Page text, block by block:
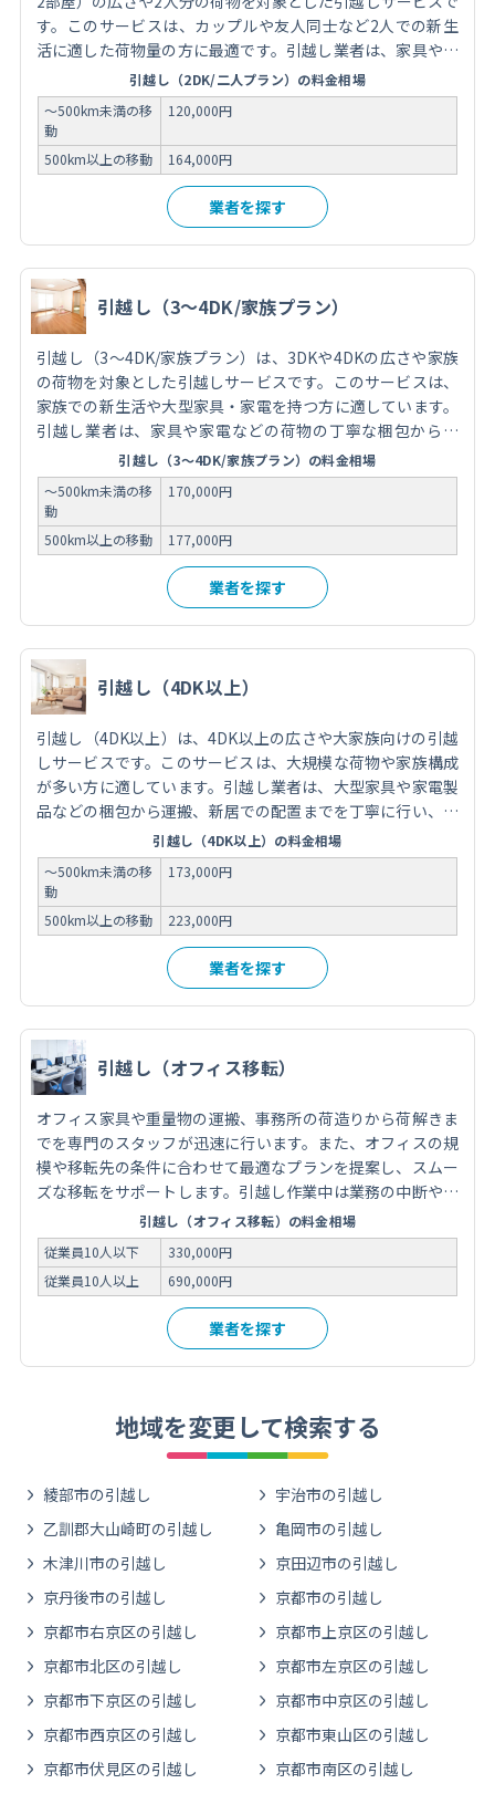
す。このサービスは、カップルや友人同士など2人での新生
活に適した荷物量の方に最適です。引越し業者は、家具や家
電などの荷物の梱包から運搬、新居での荷解きまでをサポー
トし、スムーズな移転を実現します。費用は荷物の量や移動
距離、オプションサービスの有無によって異なります。引越
しを依頼する際には、信頼できる業者を選び、事前に見積も
りを取得し、サービス内容を確認することが重要です。
引越し（2DK/二人プラン）の料金相場
～500km未満の移
動
120,000円
500km以上の移動 164,000円
業者を探す
引越し（3～4DK/家族プラン）
引越し（3～4DK/家族プラン）は、3DKや4DKの広さや家族
の荷物を対象とした引越しサービスです。このサービスは、
家族での新生活や大型家具・家電を持つ方に適しています。
引越し業者は、家具や家電などの荷物の丁寧な梱包から運
搬、新居での配置までをサポートし、安心して移転を行うこ
とができます。費用は荷物の量や移動距離、オプションサー
ビスの有無によって異なります。引越しを依頼する際には、
信頼できる業者を選び、事前に見積もりを取得し、サービス
内容を確認することが重要です。
引越し（3～4DK/家族プラン）の料金相場
～500km未満の移
動
170,000円
500km以上の移動 177,000円
業者を探す
引越し（4DK以上）
引越し（4DK以上）は、4DK以上の広さや大家族向けの引越
しサービスです。このサービスは、大規模な荷物や家族構成
が多い方に適しています。引越し業者は、大型家具や家電製
品などの梱包から運搬、新居での配置までを丁寧に行い、ス
ムーズな移転をサポートします。費用は荷物の量や移動距
離、サービス内容によって異なります。引越しを検討する際
には、信頼できる業者を選定し、事前に見積もりを取得し、
サービス内容を確認することが重要です。
引越し（4DK以上）の料金相場
～500km未満の移
動
173,000円
500km以上の移動 223,000円
業者を探す
引越し（オフィス移転）
オフィス家具や重量物の運搬、事務所の荷造りから荷解きま
でを専門のスタッフが迅速に行います。また、オフィスの規
模や移転先の条件に合わせて最適なプランを提案し、スムー
ズな移転をサポートします。引越し作業中は業務の中断や機
密情報の漏洩を最小限に抑えるための配慮も欠かしません。
安心してオフィスを移転したい場合は、専門の引越し業者に
相談してみてください。
引越し（オフィス移転）の料金相場
従業員10人以下
330,000円
従業員10人以上
690,000円
業者を探す
地域を変更して検索する
綾部市の引越し
宇治市の引越し
乙訓郡大山崎町の引越し
亀岡市の引越し
木津川市の引越し
京田辺市の引越し
京丹後市の引越し
京都市の引越し
京都市右京区の引越し
京都市上京区の引越し
京都市北区の引越し
京都市左京区の引越し
京都市下京区の引越し
京都市中京区の引越し
京都市西京区の引越し
京都市東山区の引越し
京都市伏見区の引越し
京都市南区の引越し